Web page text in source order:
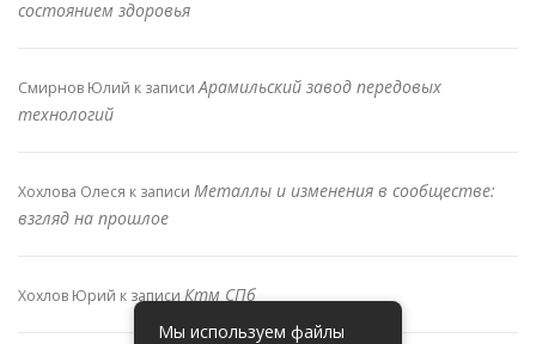
состоянием здоровья
Смирнов Юлий к записиАрамильский завод передовых
технологий
Хохлова Олеся к записи Металлы и изменения в сообществе:
взгляд на прошлое
Хохлов Юрий к записи Ктм СПб
Мы используем файлы